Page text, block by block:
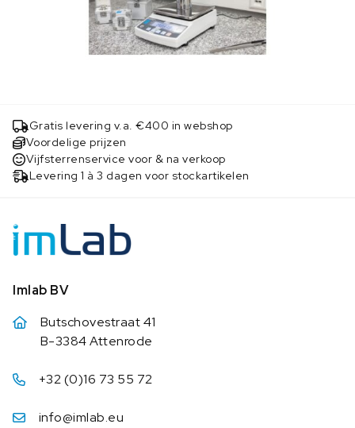
Gratis levering v.a. €400 in webshop
Voordelige prijzen
Vijfsterrenservice voor & na verkoop
Levering 1 à 3 dagen voor stockartikelen
Imlab BV
Butschovestraat 41
B-3384 Attenrode
+32 (0)16 73 55 72
info@imlab.eu